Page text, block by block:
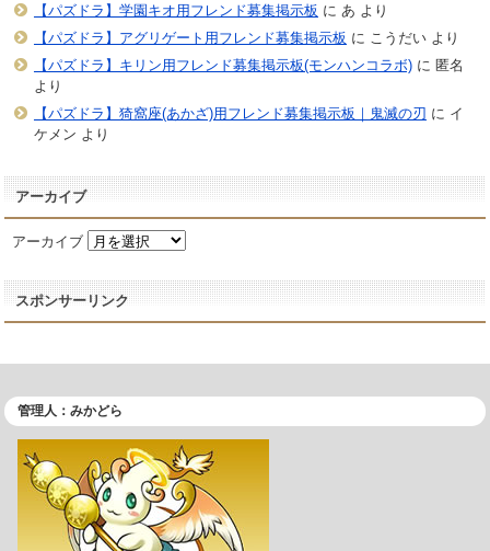
【パズドラ】学園キオ用フレンド募集掲示板 に あ より
【パズドラ】アグリゲート用フレンド募集掲示板 に こうだいより
【パズドラ】キリン用フレンド募集掲示板(モンハンコラボ)に 匿名
より
【パズドラ】猗窩座(あかざ)用フレンド募集掲示板｜鬼滅の刃 に イ
ケメン より
アーカイブ
アーカイブ
スポンサーリンク
管理人：みかどら